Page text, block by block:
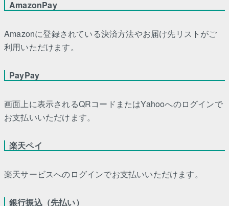
AmazonPay
Amazonに登録されている決済方法やお届け先リストがご
利用いただけます。
PayPay
画面上に表示されるQRコードまたはYahooへのログインで
お支払いいただけます。
楽天ペイ
楽天サービスへのログインでお支払いいただけます。
銀行振込（先払い）